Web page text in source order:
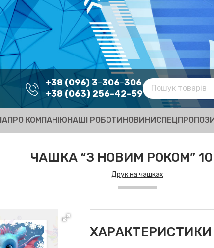
+38 (096) 3-306-306
+38 (063) 256-42-59
ПРО КОМПАНІЮНАШІ РОБОТИНОВИНИ
ЧАШКА “З НОВИМ РОКОМ”
Друк на чашках
ХАРАКТЕРИСТИКИ